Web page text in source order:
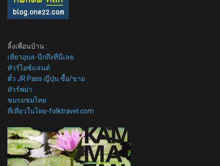
ลิ้งเพื่อนบ้าน :
เที่ยวอุบล-นึกถึงที่นี่เลย
ทัวร์ไอซ์แลนด์
ตั๋ว JR Pass ญี่ปุ่น ซื้อ/ขาย
ทัวร์พม่า
ชมรมชมไทย
ที่เที่ยวในไทย-folktravel.com